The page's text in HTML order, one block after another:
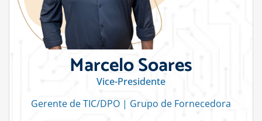
Marcelo Soares
Vice-Presidente
Gerente de TIC/DPO | Grupo de Fornecedora